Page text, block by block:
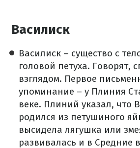
Василиск
Василиск – существо с
головой петуха. Говорят,
взглядом. Первое
упоминание – у Плиния
веке. Плиний указал, что
родился из петушиного
высидела лягушка или
развивалась и в Средние